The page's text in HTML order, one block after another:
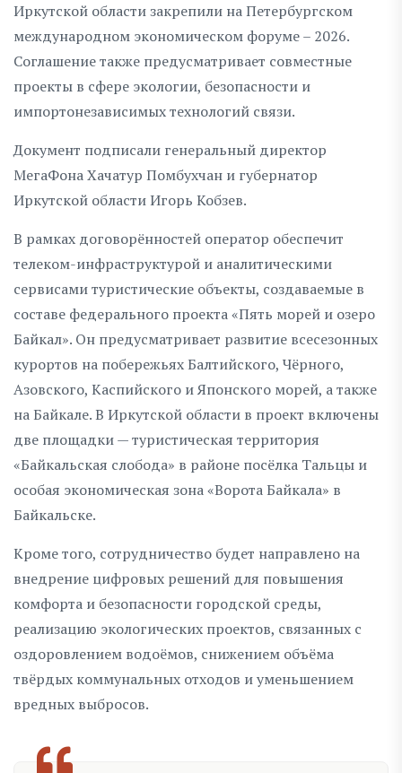
Иркутской области закрепили на Петербургском
международном экономическом форуме – 2026.
Соглашение также предусматривает совместные
проекты в сфере экологии, безопасности и
импортонезависимых технологий связи.
Документ подписали генеральный директор
МегаФона Хачатур Помбухчан и губернатор
Иркутской области Игорь Кобзев.
В рамках договорённостей оператор обеспечит
телеком-инфраструктурой и аналитическими
сервисами туристические объекты, создаваемые в
составе федерального проекта «Пять морей и озеро
Байкал». Он предусматривает развитие всесезонных
курортов на побережьях Балтийского, Чёрного,
Азовского, Каспийского и Японского морей, а также
на Байкале. В Иркутской области в проект включены
две площадки — туристическая территория
«Байкальская слобода» в районе посёлка Тальцы и
особая экономическая зона «Ворота Байкала» в
Байкальске.
Кроме того, сотрудничество будет направлено на
внедрение цифровых решений для повышения
комфорта и безопасности городской среды,
реализацию экологических проектов, связанных с
оздоровлением водоёмов, снижением объёма
твёрдых коммунальных отходов и уменьшением
вредных выбросов.